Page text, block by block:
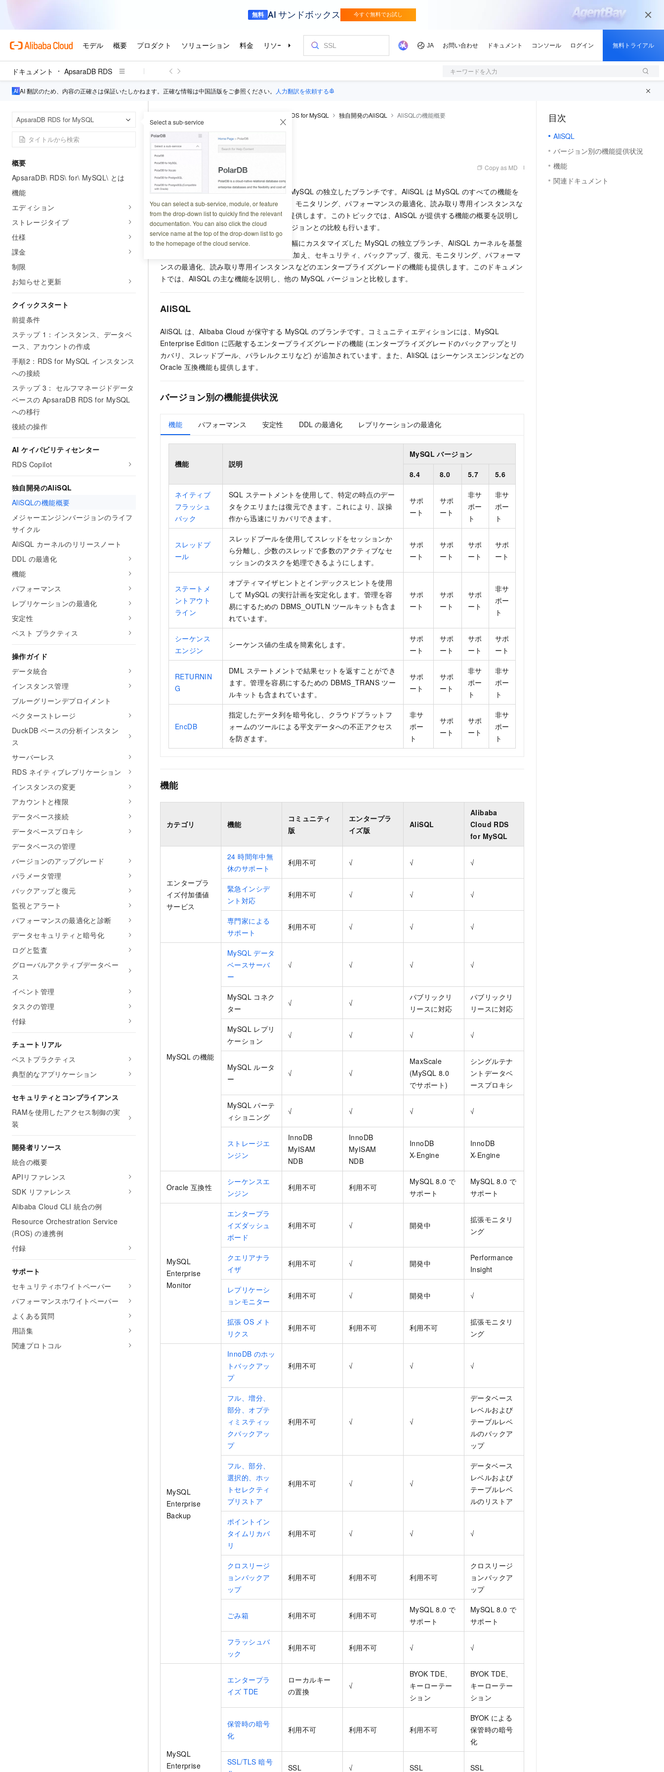
ドキュメント ApsaraDB RDS キーワードを入力
AI 翻訳のため、内容の正確さは保証いたしかねます。正確な情報は中国語版をご参照ください。 人力翻訳を依頼する
ApsaraDB RDS for MySQL Select a sub-service
You can select a sub-service, module, or feature
from the drop-down list to quickly find the relevant
documentation. You can also click the cloud
service name at the top of the drop-down list to go
to the homepage of the cloud service.
概要
ApsaraDB\ RDS\ for\ MySQL\ とは
機能
エディション
ストレージタイプ
仕様
課金
制限
お知らせと更新
クイックスタート
前提条件
ステップ 1：インスタンス、データベ
ース、アカウントの作成
手順2：RDS for MySQL インスタンス
への接続
ステップ 3： セルフマネージドデータ
ベースの ApsaraDB RDS for MySQL
への移行
後続の操作
AI ケイパビリティセンター
RDS Copilot
独自開発のAliSQL
AliSQLの機能概要
メジャーエンジンバージョンのライフ
サイクル
AliSQL カーネルのリリースノート
DDL の最適化
機能
パフォーマンス
レプリケーションの最適化
安定性
ベスト プラクティス
操作ガイド
データ統合
インスタンス管理
ブルーグリーンデプロイメント
ベクターストレージ
DuckDB ベースの分析インスタン
ス
サーバーレス
RDS ネイティブレプリケーション
インスタンスの変更
アカウントと権限
データベース接続
データベースプロキシ
データベースの管理
バージョンのアップグレード
パラメータ管理
バックアップと復元
監視とアラート
パフォーマンスの最適化と診断
データセキュリティと暗号化
ログと監査
グローバルアクティブデータベー
ス
イベント管理
タスクの管理
付録
チュートリアル
ベストプラクティス
典型的なアプリケーション
セキュリティとコンプライアンス
RAMを使用したアクセス制御の実
装
開発者リソース
統合の概要
APIリファレンス
SDK リファレンス
Alibaba Cloud CLI 統合の例
Resource Orchestration Service
(ROS) の連携例
付録
サポート
セキュリティホワイトペーパー
パフォーマンスホワイトペーパー
よくある質問
用語集
関連プロトコル
ApsaraDB RDS for MySQL 独自開発のAliSQL AliSQLの機能概要
AliSQLの機能概要
更新日時 2026-05-12 21:00:15 Copy as MD
AliSQL は、Alibaba Cloud が開発した、MySQL の独立したブランチです。AliSQL は MySQL のすべての機能を
提供します。また、バックアップと復元、モニタリング、パフォーマンスの最適化、読み取り専用インスタンスな
どのエンタープライズグレードの機能も提供します。このトピックでは、AliSQL が提供する機能の概要を説明し
ます。また、AliSQL と他の MySQL バージョンとの比較も行います。
RDS for MySQL は、Alibaba Cloud が大幅にカスタマイズした MySQL の独立ブランチ、AliSQL カーネルを基盤
としています。MySQL のすべての機能に加え、セキュリティ、バックアップ、復元、モニタリング、パフォーマ
ンスの最適化、読み取り専用インスタンスなどのエンタープライズグレードの機能も提供します。このドキュメン
トでは、AliSQL の主な機能を説明し、他の MySQL バージョンと比較します。
AliSQL
AliSQL は、Alibaba Cloud が保守する MySQL のブランチです。コミュニティエディションには、MySQL
Enterprise Edition に匹敵するエンタープライズグレードの機能 (エンタープライズグレードのバックアップとリ
カバリ、スレッドプール、パラレルクエリなど) が追加されています。また、AliSQL はシーケンスエンジンなどの
Oracle 互換機能も提供します。
バージョン別の機能提供状況
機能 パフォーマンス 安定性 DDL の最適化 レプリケーションの最適化
機能 説明
MySQL バージョン
8.4 8.0 5.7 5.6
ネイティブ
フラッシュ
バック
SQL ステートメントを使用して、特定の時点のデー
タをクエリまたは復元できます。これにより、誤操
作から迅速にリカバリできます。
サポ
ート
サポ
ート
非サ
ポー
ト
非サ
ポー
ト
スレッドプ
ール
スレッドプールを使用してスレッドをセッションか
ら分離し、少数のスレッドで多数のアクティブなセ
ッションのタスクを処理できるようにします。
サポ
ート
サポ
ート
サポ
ート
サポ
ート
ステートメ
ントアウト
ライン
オプティマイザヒントとインデックスヒントを使用
して MySQL の実行計画を安定化します。管理を容
易にするための DBMS_OUTLN ツールキットも含ま
れています。
サポ
ート
サポ
ート
サポ
ート
非サ
ポー
ト
シーケンス
エンジン
シーケンス値の生成を簡素化します。
サポ
ート
サポ
ート
サポ
ート
サポ
ート
RETURNIN
G
DML ステートメントで結果セットを返すことができ
ます。管理を容易にするための DBMS_TRANS ツー
ルキットも含まれています。
サポ
ート
サポ
ート
非サ
ポー
ト
非サ
ポー
ト
EncDB
指定したデータ列を暗号化し、クラウドプラットフ
ォームのツールによる平文データへの不正アクセス
を防ぎます。
非サ
ポー
ト
サポ
ート
サポ
ート
非サ
ポー
ト
機能
カテゴリ 機能
コミュニティ
版
エンタープラ
イズ版
AliSQL
Alibaba
Cloud RDS
for MySQL
エンタープラ
イズ付加価値
サービス
24 時間年中無
休のサポート
利用不可 √ √ √
緊急インシデ
ント対応
利用不可 √ √ √
専門家による
サポート
利用不可 √ √ √
MySQL の機能
MySQL データ
ベースサーバ
ー
√ √ √ √
MySQL コネク
ター
√ √
パブリックリ
リースに対応
パブリックリ
リースに対応
MySQL レプリ
ケーション
√ √ √ √
MySQL ルータ
ー
√ √
MaxScale
(MySQL 8.0
でサポート)
シングルテナ
ントデータベ
ースプロキシ
MySQL パーテ
ィショニング
√ √ √ √
ストレージエ
ンジン
InnoDB
MyISAM
NDB
InnoDB
MyISAM
NDB
InnoDB
X-Engine
InnoDB
X-Engine
Oracle 互換性
シーケンスエ
ンジン
利用不可 利用不可
MySQL 8.0 で
サポート
MySQL 8.0 で
サポート
MySQL
Enterprise
Monitor
エンタープラ
イズダッシュ
ボード
利用不可 √ 開発中
拡張モニタリ
ング
クエリアナラ
イザ
利用不可 √ 開発中
Performance
Insight
レプリケーシ
ョンモニター
利用不可 √ 開発中 √
拡張 OS メト
リクス
利用不可 利用不可 利用不可
拡張モニタリ
ング
MySQL
Enterprise
Backup
InnoDB のホッ
トバックアッ
プ
利用不可 √ √ √
フル、増分、
部分、オプテ
ィミスティッ
クバックアッ
プ
利用不可 √ √
データベース
レベルおよび
テーブルレベ
ルのバックア
ップ
フル、部分、
選択的、ホッ
トセレクティ
ブリストア
利用不可 √ √
データベース
レベルおよび
テーブルレベ
ルのリストア
ポイントイン
タイムリカバ
リ
利用不可 √ √ √
クロスリージ
ョンバックア
ップ
利用不可 利用不可 利用不可
クロスリージ
ョンバックア
ップ
ごみ箱 利用不可 利用不可
MySQL 8.0 で
サポート
MySQL 8.0 で
サポート
フラッシュバ
ック
利用不可 利用不可 √ √
MySQL
Enterprise
エンタープラ
イズ TDE
ローカルキー
の置換
√
BYOK TDE、
キーローテー
ション
BYOK TDE、
キーローテー
ション
保管時の暗号
化
利用不可 利用不可 利用不可
BYOK による
保管時の暗号
化
SSL/TLS 暗号
SSL √ SSL SSL
目次
AliSQL
バージョン別の機能提供状況
機能
関連ドキュメント